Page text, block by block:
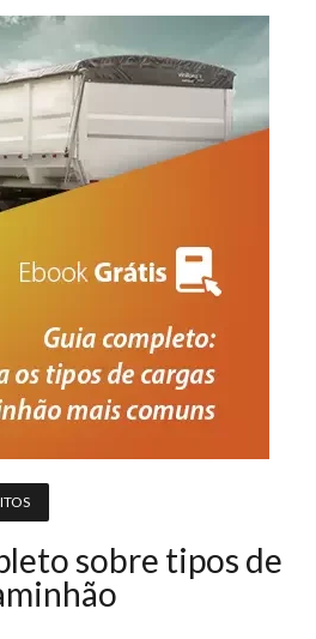
sobre tipos de